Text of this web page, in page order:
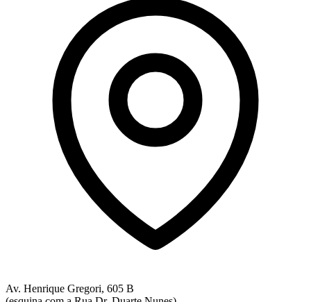
Av. Henrique Gregori, 605 B